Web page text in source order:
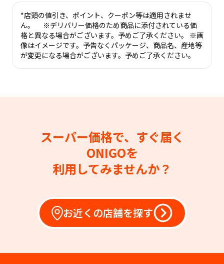
*店頭の値引き、ポイント、クーポン等は適用されませ
ん。 ※デリバリー価格のため商品に添付されている価
格と異なる場合がございます。予めご了承ください。 ※画
像はイメージです。予告なくパッケージ、商品名、産地等
が変更になる場合がございます。予めご了承ください。
スーパー価格で、すぐ届く
ONIGOを
利用してみませんか？
お近くの店舗を探す